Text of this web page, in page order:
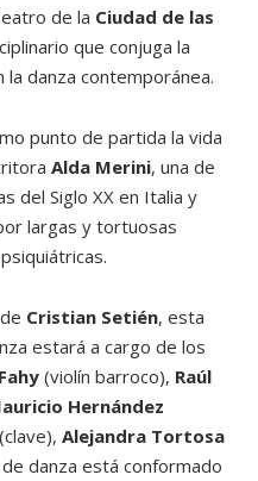
de la Ciudad de las
que conjuga la
la danza contemporánea.
punto de partida la vida
Alda Merini, una de
del Siglo XX en Italia y
largas y tortuosas
Cristian Setién, esta
estará a cargo de los
(violín barroco), Raúl
Hernández
(clave), Alejandra Tortosa
danza está conformado